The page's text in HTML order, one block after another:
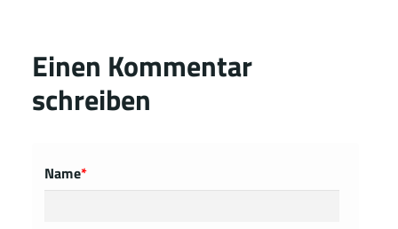
Einen Kommentar
schreiben
Name*